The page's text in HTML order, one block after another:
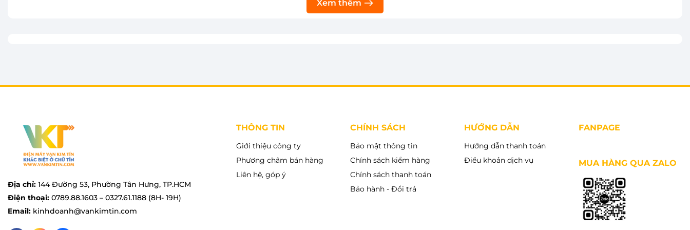
“Cordierite Ceramic” chống dính bằng tia hồng ngoại dầy 2.5mm với độ bền gấp 4 lần sẽ tăng cường khả
Xem thêm
Địa chỉ: 144 Đường 53, Phường Tân Hưng, TP.HCM
Điện thoại: 0789.88.1603 – 0327.61.1188 (8H- 19H)
Email: kinhdoanh@vankimtin.com
THÔNG TIN
Giới thiệu công ty
Phương châm bán hàng
Liên hệ, góp ý
CHÍNH SÁCH
Bảo mật thông tin
Chính sách kiểm hàng
Chính sách thanh toán
Bảo hành - Đổi trả
HƯỚNG DẪN
Hướng dẫn thanh toán
Điều khoản dịch vụ
FANPAGE
MUA HÀNG QUA ZALO